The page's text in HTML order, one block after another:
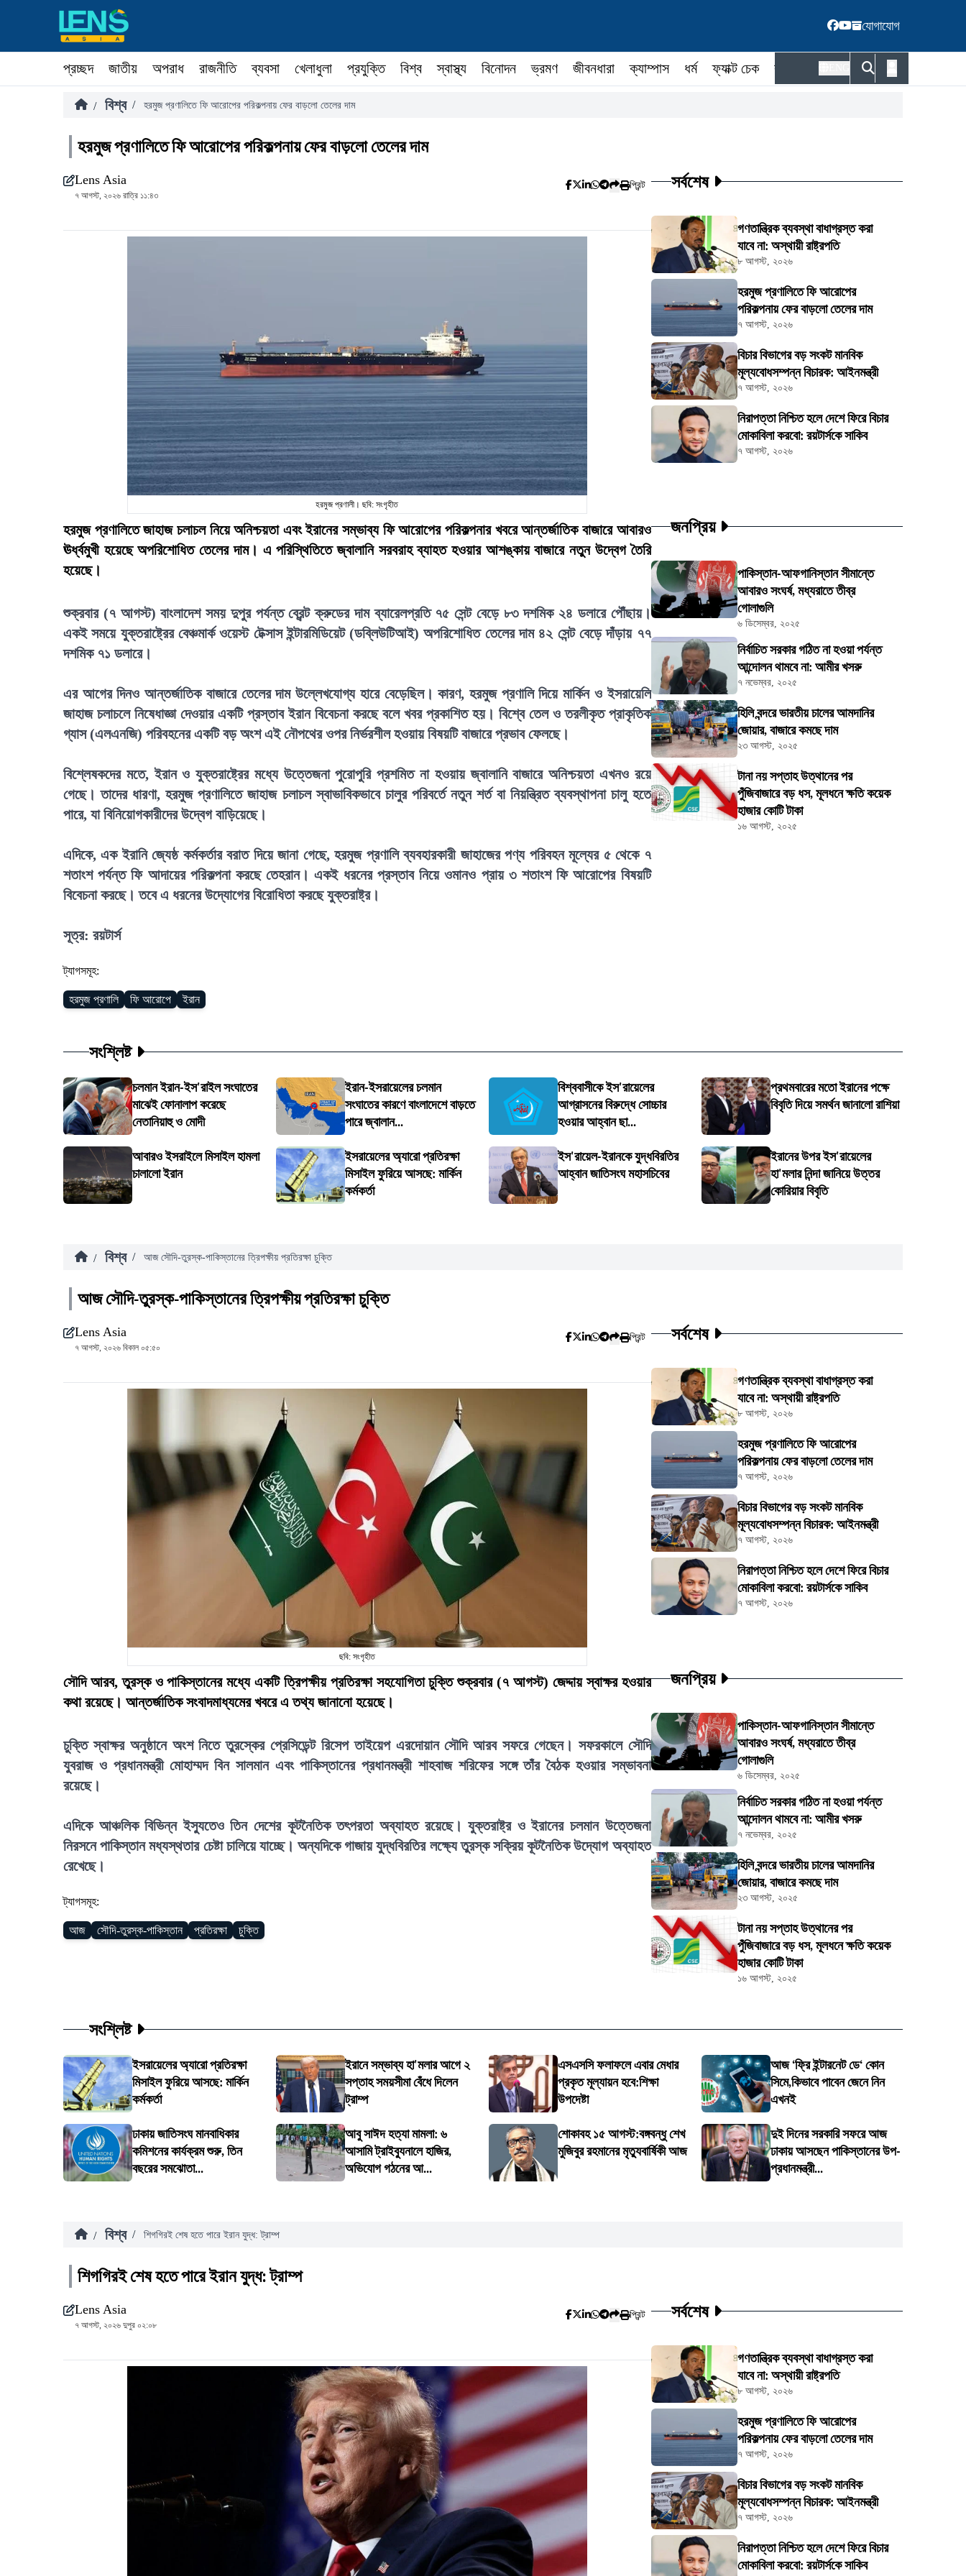
যোগাযোগ
প্রচ্ছদ জাতীয় অপরাধ রাজনীতি ব্যবসা খেলাধুলা প্রযুক্তি বিশ্ব স্বাস্থ্য বিনোদন ভ্রমণ জীবনধারা ক্যাম্পাস ধর্ম ফ্যাক্ট চেক কর্মকর্তা
/ বিশ্ব / হরমুজ প্রণালিতে ফি আরোপের পরিকল্পনায় ফের বাড়লো তেলের দাম
হরমুজ প্রণালিতে ফি আরোপের পরিকল্পনায় ফের বাড়লো তেলের দাম
Lens Asia
৭ আগস্ট, ২০২৬ রাত্রি ১১:৪৩
প্রিন্ট
হরমুজ প্রণালী। ছবি: সংগৃহীত
হরমুজ প্রণালিতে জাহাজ চলাচল নিয়ে অনিশ্চয়তা এবং ইরানের সম্ভাব্য ফি আরোপের পরিকল্পনার খবরে আন্তর্জাতিক বাজারে আবারও
ঊর্ধ্বমুখী হয়েছে অপরিশোধিত তেলের দাম। এ পরিস্থিতিতে জ্বালানি সরবরাহ ব্যাহত হওয়ার আশঙ্কায় বাজারে নতুন উদ্বেগ তৈরি
হয়েছে।
শুক্রবার (৭ আগস্ট) বাংলাদেশ সময় দুপুর পর্যন্ত ব্রেন্ট ক্রুডের দাম ব্যারেলপ্রতি ৭৫ সেন্ট বেড়ে ৮৩ দশমিক ২৪ ডলারে পৌঁছায়।
একই সময়ে যুক্তরাষ্ট্রের বেঞ্চমার্ক ওয়েস্ট টেক্সাস ইন্টারমিডিয়েট (ডব্লিউটিআই) অপরিশোধিত তেলের দাম ৪২ সেন্ট বেড়ে দাঁড়ায় ৭৭
দশমিক ৭১ ডলারে।
এর আগের দিনও আন্তর্জাতিক বাজারে তেলের দাম উল্লেখযোগ্য হারে বেড়েছিল। কারণ, হরমুজ প্রণালি দিয়ে মার্কিন ও ইসরায়েলি
জাহাজ চলাচলে নিষেধাজ্ঞা দেওয়ার একটি প্রস্তাব ইরান বিবেচনা করছে বলে খবর প্রকাশিত হয়। বিশ্বে তেল ও তরলীকৃত প্রাকৃতিক
গ্যাস (এলএনজি) পরিবহনের একটি বড় অংশ এই নৌপথের ওপর নির্ভরশীল হওয়ায় বিষয়টি বাজারে প্রভাব ফেলছে।
বিশ্লেষকদের মতে, ইরান ও যুক্তরাষ্ট্রের মধ্যে উত্তেজনা পুরোপুরি প্রশমিত না হওয়ায় জ্বালানি বাজারে অনিশ্চয়তা এখনও রয়ে
গেছে। তাদের ধারণা, হরমুজ প্রণালিতে জাহাজ চলাচল স্বাভাবিকভাবে চালুর পরিবর্তে নতুন শর্ত বা নিয়ন্ত্রিত ব্যবস্থাপনা চালু হতে
পারে, যা বিনিয়োগকারীদের উদ্বেগ বাড়িয়েছে।
এদিকে, এক ইরানি জ্যেষ্ঠ কর্মকর্তার বরাত দিয়ে জানা গেছে, হরমুজ প্রণালি ব্যবহারকারী জাহাজের পণ্য পরিবহন মূল্যের ৫ থেকে ৭
শতাংশ পর্যন্ত ফি আদায়ের পরিকল্পনা করছে তেহরান। একই ধরনের প্রস্তাব নিয়ে ওমানও প্রায় ৩ শতাংশ ফি আরোপের বিষয়টি
বিবেচনা করছে। তবে এ ধরনের উদ্যোগের বিরোধিতা করছে যুক্তরাষ্ট্র।
সূত্র: রয়টার্স
ট্যাগসমূহ:
হরমুজ প্রণালি ফি আরোপে ইরান
সর্বশেষ
গণতান্ত্রিক ব্যবস্থা বাধাগ্রস্ত করা
যাবে না: অস্থায়ী রাষ্ট্রপতি
৮ আগস্ট, ২০২৬
হরমুজ প্রণালিতে ফি আরোপের
পরিকল্পনায় ফের বাড়লো তেলের দাম
৭ আগস্ট, ২০২৬
বিচার বিভাগের বড় সংকট মানবিক
মূল্যবোধসম্পন্ন বিচারক: আইনমন্ত্রী
৭ আগস্ট, ২০২৬
নিরাপত্তা নিশ্চিত হলে দেশে ফিরে বিচার
মোকাবিলা করবো: রয়টার্সকে সাকিব
৭ আগস্ট, ২০২৬
জনপ্রিয়
পাকিস্তান-আফগানিস্তান সীমান্তে
আবারও সংঘর্ষ, মধ্যরাতে তীব্র
গোলাগুলি
৬ ডিসেম্বর, ২০২৫
নির্বাচিত সরকার গঠিত না হওয়া পর্যন্ত
আন্দোলন থামবে না: আমীর খসরু
৭ নভেম্বর, ২০২৫
হিলি বন্দরে ভারতীয় চালের আমদানির
জোয়ার, বাজারে কমছে দাম
২৩ আগস্ট, ২০২৫
টানা নয় সপ্তাহ উত্থানের পর
পুঁজিবাজারে বড় ধস, মূলধনে ক্ষতি কয়েক
হাজার কোটি টাকা
১৬ আগস্ট, ২০২৫
সংশ্লিষ্ট
চলমান ইরান-ইস'রাইল সংঘাতের
মাঝেই ফোনালাপ করেছে
নেতানিয়াহু ও মোদী
ইরান-ইসরায়েলের চলমান
সংঘাতের কারণে বাংলাদেশে বাড়তে
পারে জ্বালান...
বিশ্ববাসীকে ইস'রায়েলের
আগ্রাসনের বিরুদ্ধে সোচ্চার
হওয়ার আহ্বান ছা...
প্রথমবারের মতো ইরানের পক্ষে
বিবৃতি দিয়ে সমর্থন জানালো রাশিয়া
আবারও ইসরাইলে মিসাইল হামলা
চালালো ইরান
ইসরায়েলের অ্যারো প্রতিরক্ষা
মিসাইল ফুরিয়ে আসছে: মার্কিন
কর্মকর্তা
ইস'রায়েল-ইরানকে যুদ্ধবিরতির
আহ্বান জাতিসংঘ মহাসচিবের
ইরানের উপর ইস'রায়েলের
হা'মলার নিন্দা জানিয়ে উত্তর
কোরিয়ার বিবৃতি
/ বিশ্ব / আজ সৌদি-তুরস্ক-পাকিস্তানের ত্রিপক্ষীয় প্রতিরক্ষা চুক্তি
আজ সৌদি-তুরস্ক-পাকিস্তানের ত্রিপক্ষীয় প্রতিরক্ষা চুক্তি
Lens Asia
৭ আগস্ট, ২০২৬ বিকাল ০৫:৫০
প্রিন্ট
ছবি: সংগৃহীত
সৌদি আরব, তুরস্ক ও পাকিস্তানের মধ্যে একটি ত্রিপক্ষীয় প্রতিরক্ষা সহযোগিতা চুক্তি শুক্রবার (৭ আগস্ট) জেদ্দায় স্বাক্ষর হওয়ার
কথা রয়েছে। আন্তর্জাতিক সংবাদমাধ্যমের খবরে এ তথ্য জানানো হয়েছে।
চুক্তি স্বাক্ষর অনুষ্ঠানে অংশ নিতে তুরস্কের প্রেসিডেন্ট রিসেপ তাইয়েপ এরদোয়ান সৌদি আরব সফরে গেছেন। সফরকালে সৌদি
যুবরাজ ও প্রধানমন্ত্রী মোহাম্মদ বিন সালমান এবং পাকিস্তানের প্রধানমন্ত্রী শাহবাজ শরিফের সঙ্গে তাঁর বৈঠক হওয়ার সম্ভাবনা
রয়েছে।
এদিকে আঞ্চলিক বিভিন্ন ইস্যুতেও তিন দেশের কূটনৈতিক তৎপরতা অব্যাহত রয়েছে। যুক্তরাষ্ট্র ও ইরানের চলমান উত্তেজনা
নিরসনে পাকিস্তান মধ্যস্থতার চেষ্টা চালিয়ে যাচ্ছে। অন্যদিকে গাজায় যুদ্ধবিরতির লক্ষ্যে তুরস্ক সক্রিয় কূটনৈতিক উদ্যোগ অব্যাহত
রেখেছে।
ট্যাগসমূহ:
আজ সৌদি-তুরস্ক-পাকিস্তান প্রতিরক্ষা চুক্তি
সর্বশেষ
গণতান্ত্রিক ব্যবস্থা বাধাগ্রস্ত করা
যাবে না: অস্থায়ী রাষ্ট্রপতি
৮ আগস্ট, ২০২৬
হরমুজ প্রণালিতে ফি আরোপের
পরিকল্পনায় ফের বাড়লো তেলের দাম
৭ আগস্ট, ২০২৬
বিচার বিভাগের বড় সংকট মানবিক
মূল্যবোধসম্পন্ন বিচারক: আইনমন্ত্রী
৭ আগস্ট, ২০২৬
নিরাপত্তা নিশ্চিত হলে দেশে ফিরে বিচার
মোকাবিলা করবো: রয়টার্সকে সাকিব
৭ আগস্ট, ২০২৬
জনপ্রিয়
পাকিস্তান-আফগানিস্তান সীমান্তে
আবারও সংঘর্ষ, মধ্যরাতে তীব্র
গোলাগুলি
৬ ডিসেম্বর, ২০২৫
নির্বাচিত সরকার গঠিত না হওয়া পর্যন্ত
আন্দোলন থামবে না: আমীর খসরু
৭ নভেম্বর, ২০২৫
হিলি বন্দরে ভারতীয় চালের আমদানির
জোয়ার, বাজারে কমছে দাম
২৩ আগস্ট, ২০২৫
টানা নয় সপ্তাহ উত্থানের পর
পুঁজিবাজারে বড় ধস, মূলধনে ক্ষতি কয়েক
হাজার কোটি টাকা
১৬ আগস্ট, ২০২৫
সংশ্লিষ্ট
ইসরায়েলের অ্যারো প্রতিরক্ষা
মিসাইল ফুরিয়ে আসছে: মার্কিন
কর্মকর্তা
ইরানে সম্ভাব্য হা'মলার আগে ২
সপ্তাহ সময়সীমা বেঁধে দিলেন
ট্রাম্প
এসএসসি ফলাফলে এবার মেধার
প্রকৃত মূল্যায়ন হবে:শিক্ষা
উপদেষ্টা
আজ ‘ফ্রি ইন্টারনেট ডে‘ কোন
সিমে,কিভাবে পাবেন জেনে নিন
এখনই
ঢাকায় জাতিসংঘ মানবাধিকার
কমিশনের কার্যক্রম শুরু, তিন
বছরের সমঝোতা...
আবু সাঈদ হত্যা মামলা: ৬
আসামি ট্রাইব্যুনালে হাজির,
অভিযোগ গঠনের আ...
শোকাবহ ১৫ আগস্ট:বঙ্গবন্ধু শেখ
মুজিবুর রহমানের মৃত্যুবার্ষিকী আজ
দুই দিনের সরকারি সফরে আজ
ঢাকায় আসছেন পাকিস্তানের উপ-
প্রধানমন্ত্রী...
/ বিশ্ব / শিগগিরই শেষ হতে পারে ইরান যুদ্ধ: ট্রাম্প
শিগগিরই শেষ হতে পারে ইরান যুদ্ধ: ট্রাম্প
Lens Asia
৭ আগস্ট, ২০২৬ দুপুর ০২:০৮
প্রিন্ট সর্বশেষ
গণতান্ত্রিক ব্যবস্থা বাধাগ্রস্ত করা
যাবে না: অস্থায়ী রাষ্ট্রপতি
৮ আগস্ট, ২০২৬
হরমুজ প্রণালিতে ফি আরোপের
পরিকল্পনায় ফের বাড়লো তেলের দাম
৭ আগস্ট, ২০২৬
বিচার বিভাগের বড় সংকট মানবিক
মূল্যবোধসম্পন্ন বিচারক: আইনমন্ত্রী
৭ আগস্ট, ২০২৬
নিরাপত্তা নিশ্চিত হলে দেশে ফিরে বিচার
মোকাবিলা করবো: রয়টার্সকে সাকিব